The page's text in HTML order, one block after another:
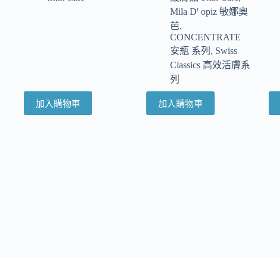
加入購物車
Mila D' opiz 敏娜奧
芭,
CONCENTRATE
安瓶 系列 , Swiss
Classics 高效活膚系
列
加入購物車